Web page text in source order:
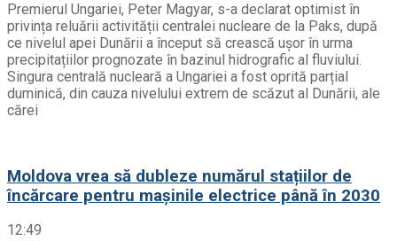
Premierul Ungariei, Peter Magyar, s-a declarat optimist în
privința reluării activității centralei nucleare de la Paks, după
ce nivelul apei Dunării a început să crească ușor în urma
precipitațiilor prognozate în bazinul hidrografic al fluviului.
Singura centrală nucleară a Ungariei a fost oprită parțial
duminică, din cauza nivelului extrem de scăzut al Dunării, ale
cărei
Moldova vrea să dubleze numărul stațiilor de
încărcare pentru mașinile electrice până în 2030
12:49